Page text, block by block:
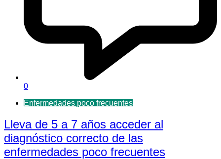
0
Enfermedades poco frecuentes
Lleva de 5 a 7 años acceder al
diagnóstico correcto de las
enfermedades poco frecuentes